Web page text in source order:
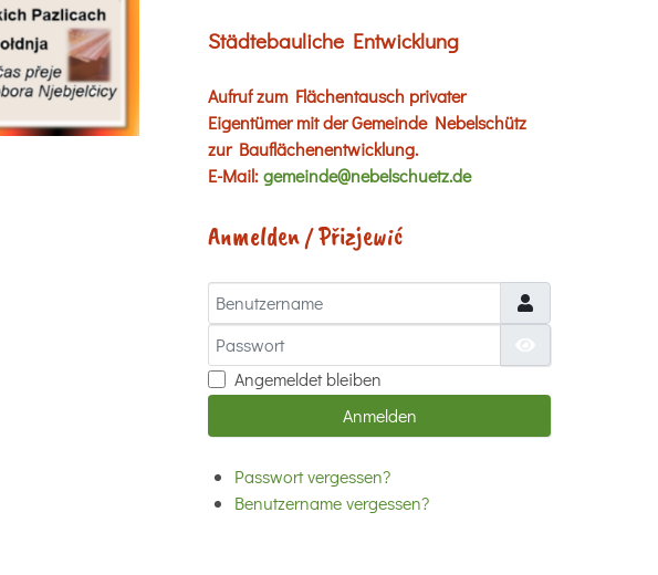
Städtebauliche Entwicklung
Aufruf zum Flächentausch privater
Eigentümer mit der Gemeinde Nebelschütz
zur Bauflächenentwicklung.
E-Mail:gemeinde@nebelschuetz.de
Anmelden / Přizjewić
Benutzername
Passwort
Angemeldet bleiben
Anmelden
Passwort vergessen?
Benutzername vergessen?